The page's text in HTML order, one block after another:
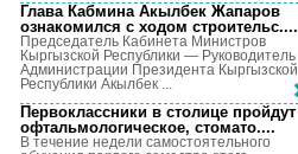
Глава Кабмина Акылбек Жапаров
ознакомился с ходом строительс....
Председатель Кабинета Министров
Кыргызской Республики — Руководитель
Администрации Президента Кыргызской
Республики Акылбек ...
Первоклассники в столице пройдут
офтальмологическое, стомато....
В течение недели самостоятельного